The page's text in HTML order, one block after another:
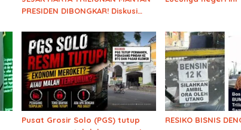
PRESIDEN DIBONGKAR! Diskusi
Harta Keluarga Solo
Pusat Grosir Solo (PGS) tutup
RESIKO BISNIS